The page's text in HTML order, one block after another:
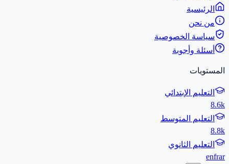
الرئيسية
من نحن
سياسة الخصوصية
أسئلة وأجوبة
المستويات
التعليم الإبتدائي
8.6k
التعليم المتوسط
8.8k
التعليم الثانوي
enfrar